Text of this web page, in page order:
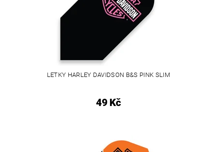
LETKY HARLEY DAVIDSON B&S PINK SLIM
49 Kč